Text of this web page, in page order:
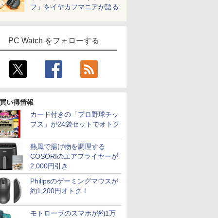
フ」をイヤカフマニアが語る
PC Watch をフォローする
い得情報
カード付きの「プロ野球チッ
プス」が24袋セットでオトク
熱風で揚げ物を調理する
COSORIのエアフライヤーが
2,000円引き
Philipsのゲーミングマウスが
約1,200円オトク！
モトローラのスマホが約1万